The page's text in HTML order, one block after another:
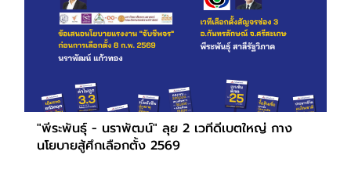
"พีระพันธุ์ - นราพัฒน์" ลุย 2 เวทีดีเบตใหญ่ กาง
นโยบายสู้ศึกเลือกตั้ง 2569